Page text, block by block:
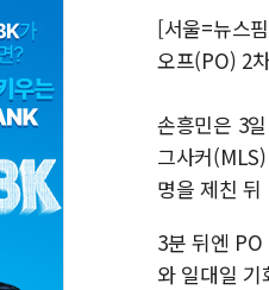
[서울=뉴스
오프(PO) 2
손흥민은 3
그사커
명을 제친
3분 뒤엔
와 일대일